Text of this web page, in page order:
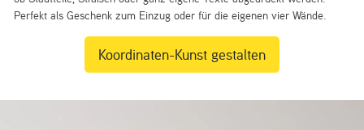
Perfekt als Geschenk zum Einzug oder für die eigenen vier Wände.
Koordinaten-Kunst gestalten